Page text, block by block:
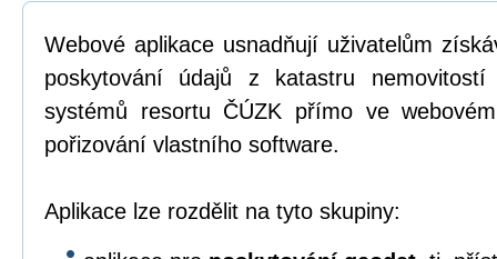
Webové aplikace usnadňují uživatelům
poskytování údajů z katastru
systémů resortu ČÚZK přímo ve
pořizování vlastního software.
Aplikace lze rozdělit na tyto skupiny: